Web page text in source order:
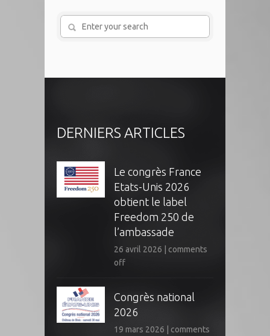
DERNIERS ARTICLES
Le congrès France
Etats-Unis 2026
obtient le label
Freedom 250 de
l’ambassade
26 avril 2026
comments
off
Congrès national
2026
19 mars 2026
comments